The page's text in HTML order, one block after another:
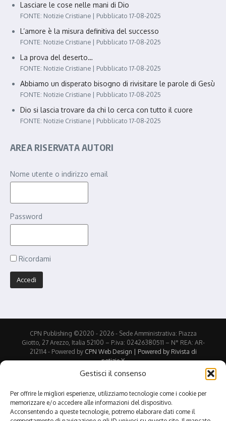
Gestisci il consenso
Per offrire le migliori esperienze, utilizziamo tecnologie come i cookie per
memorizzare e/o accedere alle informazioni del dispositivo.
Acconsentendo a queste tecnologie, potremo elaborare dati come il
Lasciare le cose nelle mani di Dio
FONTE: Notizie Cristiane Pubblicato 17-08-2025
L’amore è la misura definitiva del successo
FONTE: Notizie Cristiane Pubblicato 17-08-2025
La prova del deserto…
FONTE: Notizie Cristiane Pubblicato 17-08-2025
Abbiamo un disperato bisogno di rivisitare le parole di Gesù
FONTE: Notizie Cristiane Pubblicato 17-08-2025
Dio si lascia trovare da chi lo cerca con tutto il cuore
FONTE: Notizie Cristiane Pubblicato 17-08-2025
AREA RISERVATA AUTORI
Nome utente o indirizzo email
Password
Ricordami
CPN Publishing ©2020 - 2026 - Sede Amministrativa: Piazza
Giotto, 27 Arezzo, Italia 52100 – P.iva: 02426380511 – N° REA: AR-
212114 - Powered by CPN Web Design | Powered by Rivista di
notizie X
eBook
Condividi: